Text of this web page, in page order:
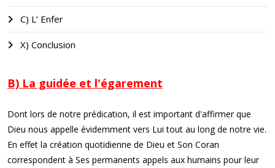
C) L’ Enfer
X) Conclusion
B) La guidée et l'égarement
Dont lors de notre prédication, il est important d'affirmer que
Dieu nous appelle évidemment vers Lui tout au long de notre vie.
En effet la création quotidienne de Dieu et Son Coran
correspondent à Ses permanents appels aux humains pour leur